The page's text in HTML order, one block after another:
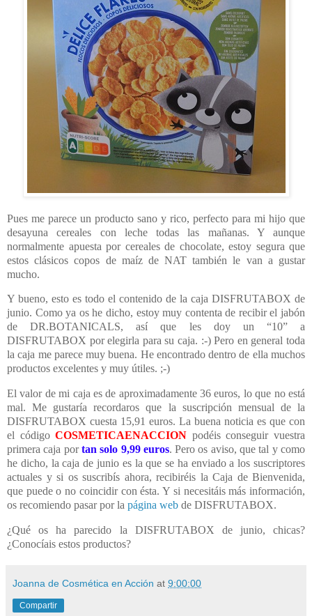
Pues me parece un producto sano y rico, perfecto para mi hijo que
desayuna cereales con leche todas las mañanas. Y aunque
normalmente apuesta por cereales de chocolate, estoy segura que
estos clásicos copos de maíz de NAT también le van a gustar
mucho.
Y bueno, esto es todo el contenido de la caja DISFRUTABOX de
junio. Como ya os he dicho, estoy muy contenta de recibir el jabón
de DR.BOTANICALS, así que les doy un “10” a
DISFRUTABOX por elegirla para su caja. :-) Pero en general toda
la caja me parece muy buena. He encontrado dentro de ella muchos
productos excelentes y muy útiles. ;-)
El valor de mi caja es de aproximadamente 36 euros, lo que no está
mal. Me gustaría recordaros que la suscripción mensual de la
DISFRUTABOX cuesta 15,91 euros. La buena noticia es que con
el códigoCOSMETICAENACCION podéis conseguir vuestra
primera caja portan solo 9,99 euros. Pero os aviso, que tal y como
he dicho, la caja de junio es la que se ha enviado a los suscriptores
actuales y si os suscribís ahora, recibiréis la Caja de Bienvenida,
que puede o no coincidir con ésta. Y si necesitáis más información,
os recomiendo pasar por la página web de DISFRUTABOX.
¿Qué os ha parecido la DISFRUTABOX de junio, chicas?
¿Conocíais estos productos?
Joanna de Cosmética en Acción at 9:00:00
Compartir